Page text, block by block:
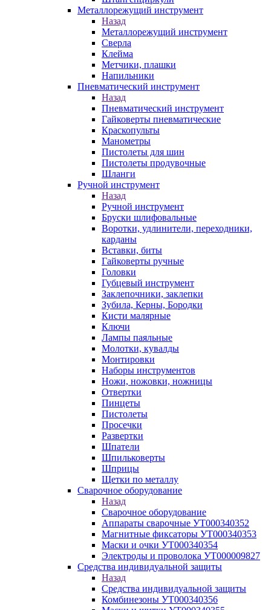
Металлорежущий инструмент
Назад
Металлорежущий инструмент
Сверла
Клейма
Метчики, плашки
Напильники
Пневматический инструмент
Назад
Пневматический инструмент
Гайковерты пневматические
Краскопульты
Манометры
Пистолеты для шин
Пистолеты продувочные
Шланги
Ручной инструмент
Назад
Ручной инструмент
Бруски шлифовальные
Воротки, удлинители, переходники,
карданы
Вставки, биты
Гайковерты ручные
Головки
Губцевый инструмент
Заклепочники, заклепки
Зубила, Керны, Бородки
Кисти малярные
Ключи
Лампы паяльные
Молотки, кувалды
Монтировки
Наборы инструментов
Ножи, ножовки, ножницы
Отвертки
Пинцеты
Пистолеты
Просечки
Развертки
Шпатели
Шпильковерты
Шприцы
Щетки по металлу
Сварочное оборудование
Назад
Сварочное оборудование
Аппараты сварочные УТ000340352
Магнитные фиксаторы УТ000340353
Маски и очки УТ000340354
Электроды и проволока УТ000009827
Средства индивидуальной защиты
Назад
Средства индивидуальной защиты
Комбинезоны УТ000340356